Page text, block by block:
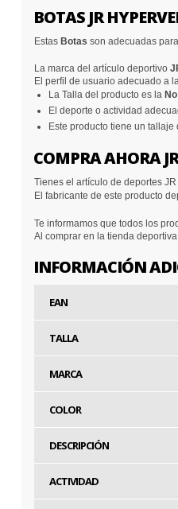
BOTAS JR
Estas Botas son adecuadas
La marca del artículo deportivo
El perfil de usuario adecuado a
La Talla del producto es la No
El deporte o actividad
Este producto tiene un tallaje
COMPRA AHORA
Tienes el artículo de deportes
El fabricante de este producto
Te informamos que todos los
Al comprar en la tienda
INFORMACIÓN
EAN
TALLA
MARCA
COLOR
DESCRIPCIÓN
ACTIVIDAD